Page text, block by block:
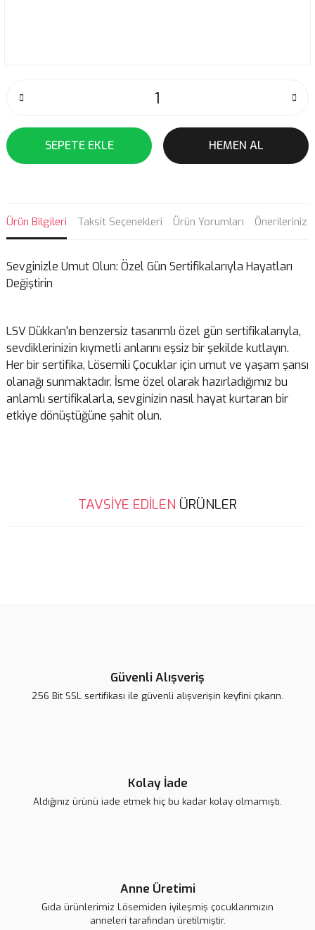
SEPETE EKLE HEMEN AL
Ürün Bilgileri Taksit Seçenekleri Ürün Yorumları Önerileriniz
Sevginizle Umut Olun: Özel Gün Sertifikalarıyla Hayatları
Değiştirin
LSV Dükkan'ın benzersiz tasarımlı özel gün sertifikalarıyla,
sevdiklerinizin kıymetli anlarını eşsiz bir şekilde kutlayın.
Her bir sertifika, Lösemili Çocuklar için umut ve yaşam şansı
olanağı sunmaktadır. İsme özel olarak hazırladığımız bu
anlamlı sertifikalarla, sevginizin nasıl hayat kurtaran bir
etkiye dönüştüğüne şahit olun.
Bu ürünün fiyat bilgisi, resim, ürün açıklamalarında ve diğer
konularda yetersiz gördüğünüz noktaları öneri formunu kullanarak
TAVSİYE EDİLEN ÜRÜNLER
Güvenli Alışveriş
256 Bit SSL sertifikası ile güvenli alışverişin keyfini çıkarın.
Kolay İade
Aldığınız ürünü iade etmek hiç bu kadar kolay olmamıştı.
Anne Üretimi
Gıda ürünlerimiz Lösemiden iyileşmiş çocuklarımızın
anneleri tarafından üretilmiştir.